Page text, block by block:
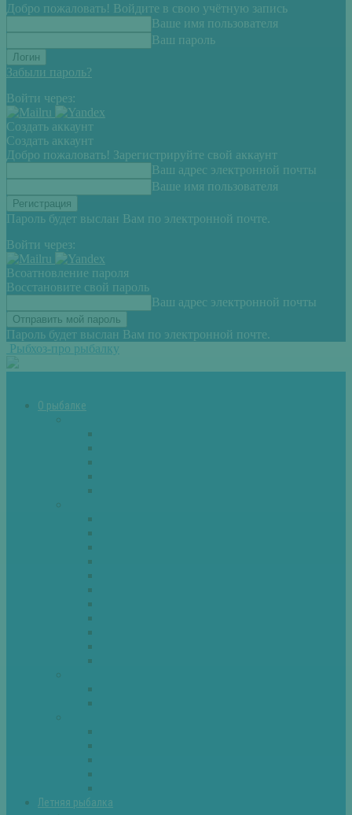
Добро пожаловать! Войдите в свою учётную запись
Ваше имя пользователя
Ваш пароль
Забыли пароль?
Войти через:
Создать аккаунт
Создать аккаунт
Добро пожаловать! Зарегистрируйте свой аккаунт
Ваш адрес электронной почты
Ваше имя пользователя
Пароль будет выслан Вам по электронной почте.
Войти через:
Всоатновление пароля
Восстановите свой пароль
Ваш адрес электронной почты
Пароль будет выслан Вам по электронной почте.
Рыбхоз-про рыбалку
О рыбалке
Летняя рыбалка